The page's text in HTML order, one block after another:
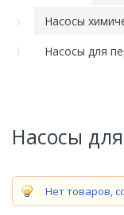
Насосы
Насосы для
Насосы
Нет товаров,